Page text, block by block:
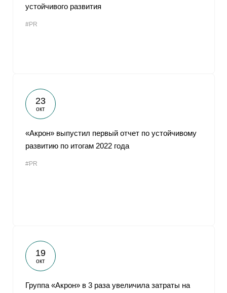
устойчивого развития
#PR
23
окт
«Акрон» выпустил первый отчет по устойчивому
развитию по итогам 2022 года
#PR
19
окт
Группа «Акрон» в 3 раза увеличила затраты на